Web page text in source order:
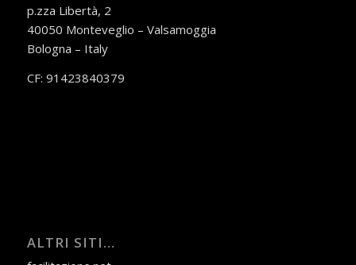
p.zza Libertà, 2
40050 Monteveglio – Valsamoggia
Bologna – Italy
CF: 91423840379
ALTRI SITI…